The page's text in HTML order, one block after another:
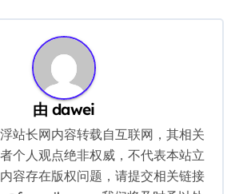
由dawei
浮站长网内容转载自互联网，其相关
个人观点绝非权威，不代表本站立
容存在版权问题，请提交相关链接